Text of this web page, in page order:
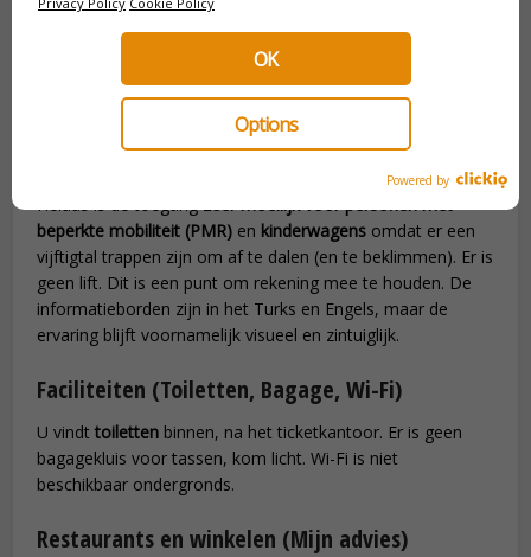
koel en vochtig, zelfs in de zomer, neem een jasje mee.
stiltete respecteren om de
magische sfeer te behouden.
Toegankelijkheid (minder validen,
Helaas is de toegangzeer moeilijk voor personen met
beperkte mobiliteit (PMR) en kinderwagens omdat er een
vijftigtal trappen zijn om af te dalen (en te beklimmen). Er is
geen lift. Dit is een punt om rekening mee te houden. De
informatieborden zijn in het Turks en Engels, maar de
ervaring blijft voornamelijk visueel en zintuiglijk.
Faciliteiten (Toiletten, Bagage, Wi-Fi)
U vindttoiletten binnen, na het ticketkantoor. Er is geen
bagagekluis voor tassen, kom licht. Wi-Fi is niet
beschikbaar ondergronds.
Restaurants en winkelen (Mijn advies)
Options
OK
Powered by